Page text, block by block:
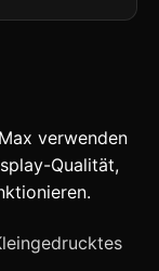
verwenden
Qualität,